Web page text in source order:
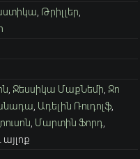
Թրիլլեր
Ջեսսիկա ՄաքՆեմի Ջո
Ադելին Ռուդոլֆ,
Մարտին Ֆորդ
այլոք